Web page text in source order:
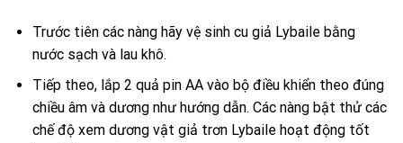
Trước tiên các nàng hãy vệ sinh cu giả Lybaile bằng
nước sạch và lau khô.
Tiếp theo, lắp 2 quả pin AA vào bộ điều khiển theo đúng
chiều âm và dương như hướng dẫn. Các nàng bật thử các
chế độ xem dương vật giả trơn Lybaile hoạt động tốt